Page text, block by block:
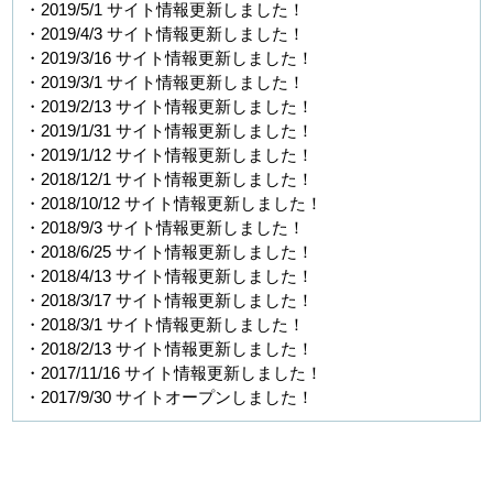
・2019/5/1 サイト情報更新しました！
・2019/4/3 サイト情報更新しました！
・2019/3/16 サイト情報更新しました！
・2019/3/1 サイト情報更新しました！
・2019/2/13 サイト情報更新しました！
・2019/1/31 サイト情報更新しました！
・2019/1/12 サイト情報更新しました！
・2018/12/1 サイト情報更新しました！
・2018/10/12 サイト情報更新しました！
・2018/9/3 サイト情報更新しました！
・2018/6/25 サイト情報更新しました！
・2018/4/13 サイト情報更新しました！
・2018/3/17 サイト情報更新しました！
・2018/3/1 サイト情報更新しました！
・2018/2/13 サイト情報更新しました！
・2017/11/16 サイト情報更新しました！
・2017/9/30 サイトオープンしました！